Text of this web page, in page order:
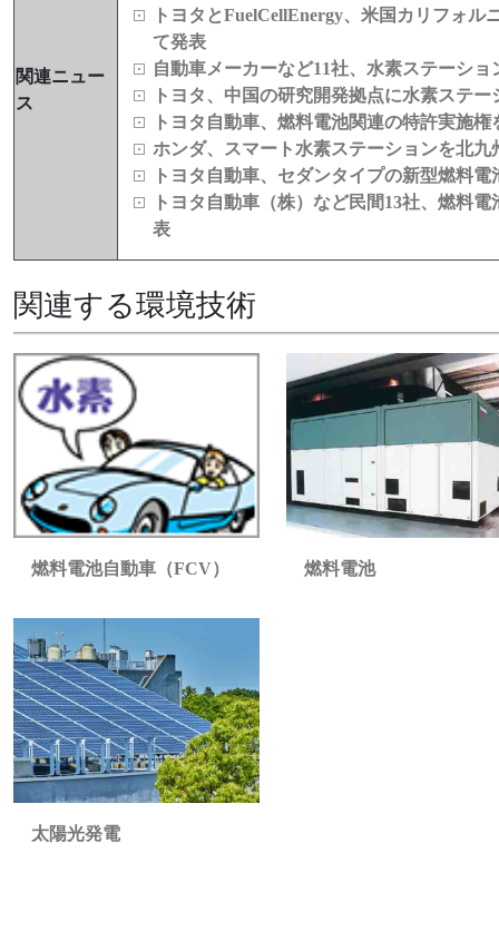
関連ニュー
ス
トヨタとFuelCellEnergy、米国カリフォ
て発表
自動車メーカーなど11社、水素ステーシ
トヨタ、中国の研究開発拠点に水素ステー
トヨタ自動車、燃料電池関連の特許実施権
ホンダ、スマート水素ステーションを北
トヨタ自動車、セダンタイプの新型燃料
トヨタ自動車（株）など民間13社、燃料
表
関連する環境技術
燃料電池自動車（FCV） 燃料電池
太陽光発電